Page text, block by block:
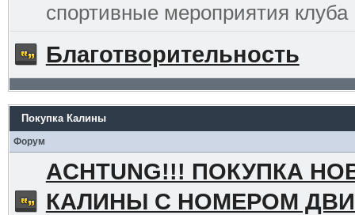
спортивные мероприятия клуба
Благотворительность
Покупка Калины
Форум
ACHTUNG!!! ПОКУПКА
КАЛИНЫ С НОМЕРОМ